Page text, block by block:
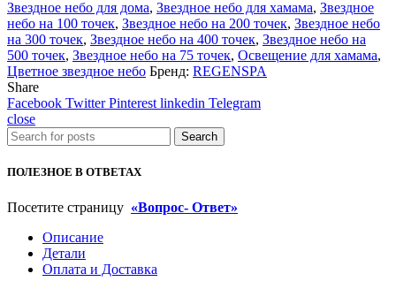
хамама
на
100
точек
цветного
свечения
с
мерцанием.
Звездное небо для дома, Звездное небо для хамама, Звездное
небо на 100 точек, Звездное небо на 200 точек, Звездное небо
на 300 точек, Звездное небо на 400 точек, Звездное небо на
500 точек, Звездное небо на 75 точек, Освещение для хамама,
Цветное звездное небо Бренд: REGENSPA
Share
Facebook Twitter Pinterest linkedin Telegram
close
Search
ПОЛЕЗНОЕ В ОТВЕТАХ
Посетите страницу «Вопрос- Ответ»
Описание
Детали
Оплата и Доставка